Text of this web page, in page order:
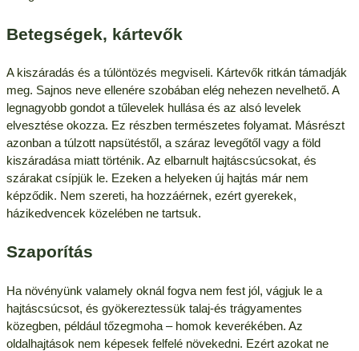
Betegségek, kártevők
A kiszáradás és a túlöntözés megviseli. Kártevők ritkán támadják
meg. Sajnos neve ellenére szobában elég nehezen nevelhető. A
legnagyobb gondot a tűlevelek hullása és az alsó levelek
elvesztése okozza. Ez részben természetes folyamat. Másrészt
azonban a túlzott napsütéstől, a száraz levegőtől vagy a föld
kiszáradása miatt történik. Az elbarnult hajtáscsúcsokat, és
szárakat csípjük le. Ezeken a helyeken új hajtás már nem
képződik. Nem szereti, ha hozzáérnek, ezért gyerekek,
házikedvencek közelében ne tartsuk.
Szaporítás
Ha növényünk valamely oknál fogva nem fest jól, vágjuk le a
hajtáscsúcsot, és gyökereztessük talaj-és trágyamentes
közegben, például tőzegmoha – homok keverékében. Az
oldalhajtások nem képesek felfelé növekedni. Ezért azokat ne